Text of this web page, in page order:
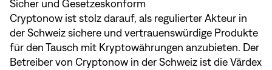
Sicher und Gesetzeskonform
Cryptonow ist stolz darauf, als regulierter Akteur in
der Schweiz sichere und vertrauenswürdige Produkte
für den Tausch mit Kryptowährungen anzubieten. Der
Betreiber von Cryptonow in der Schweiz ist die Värdex